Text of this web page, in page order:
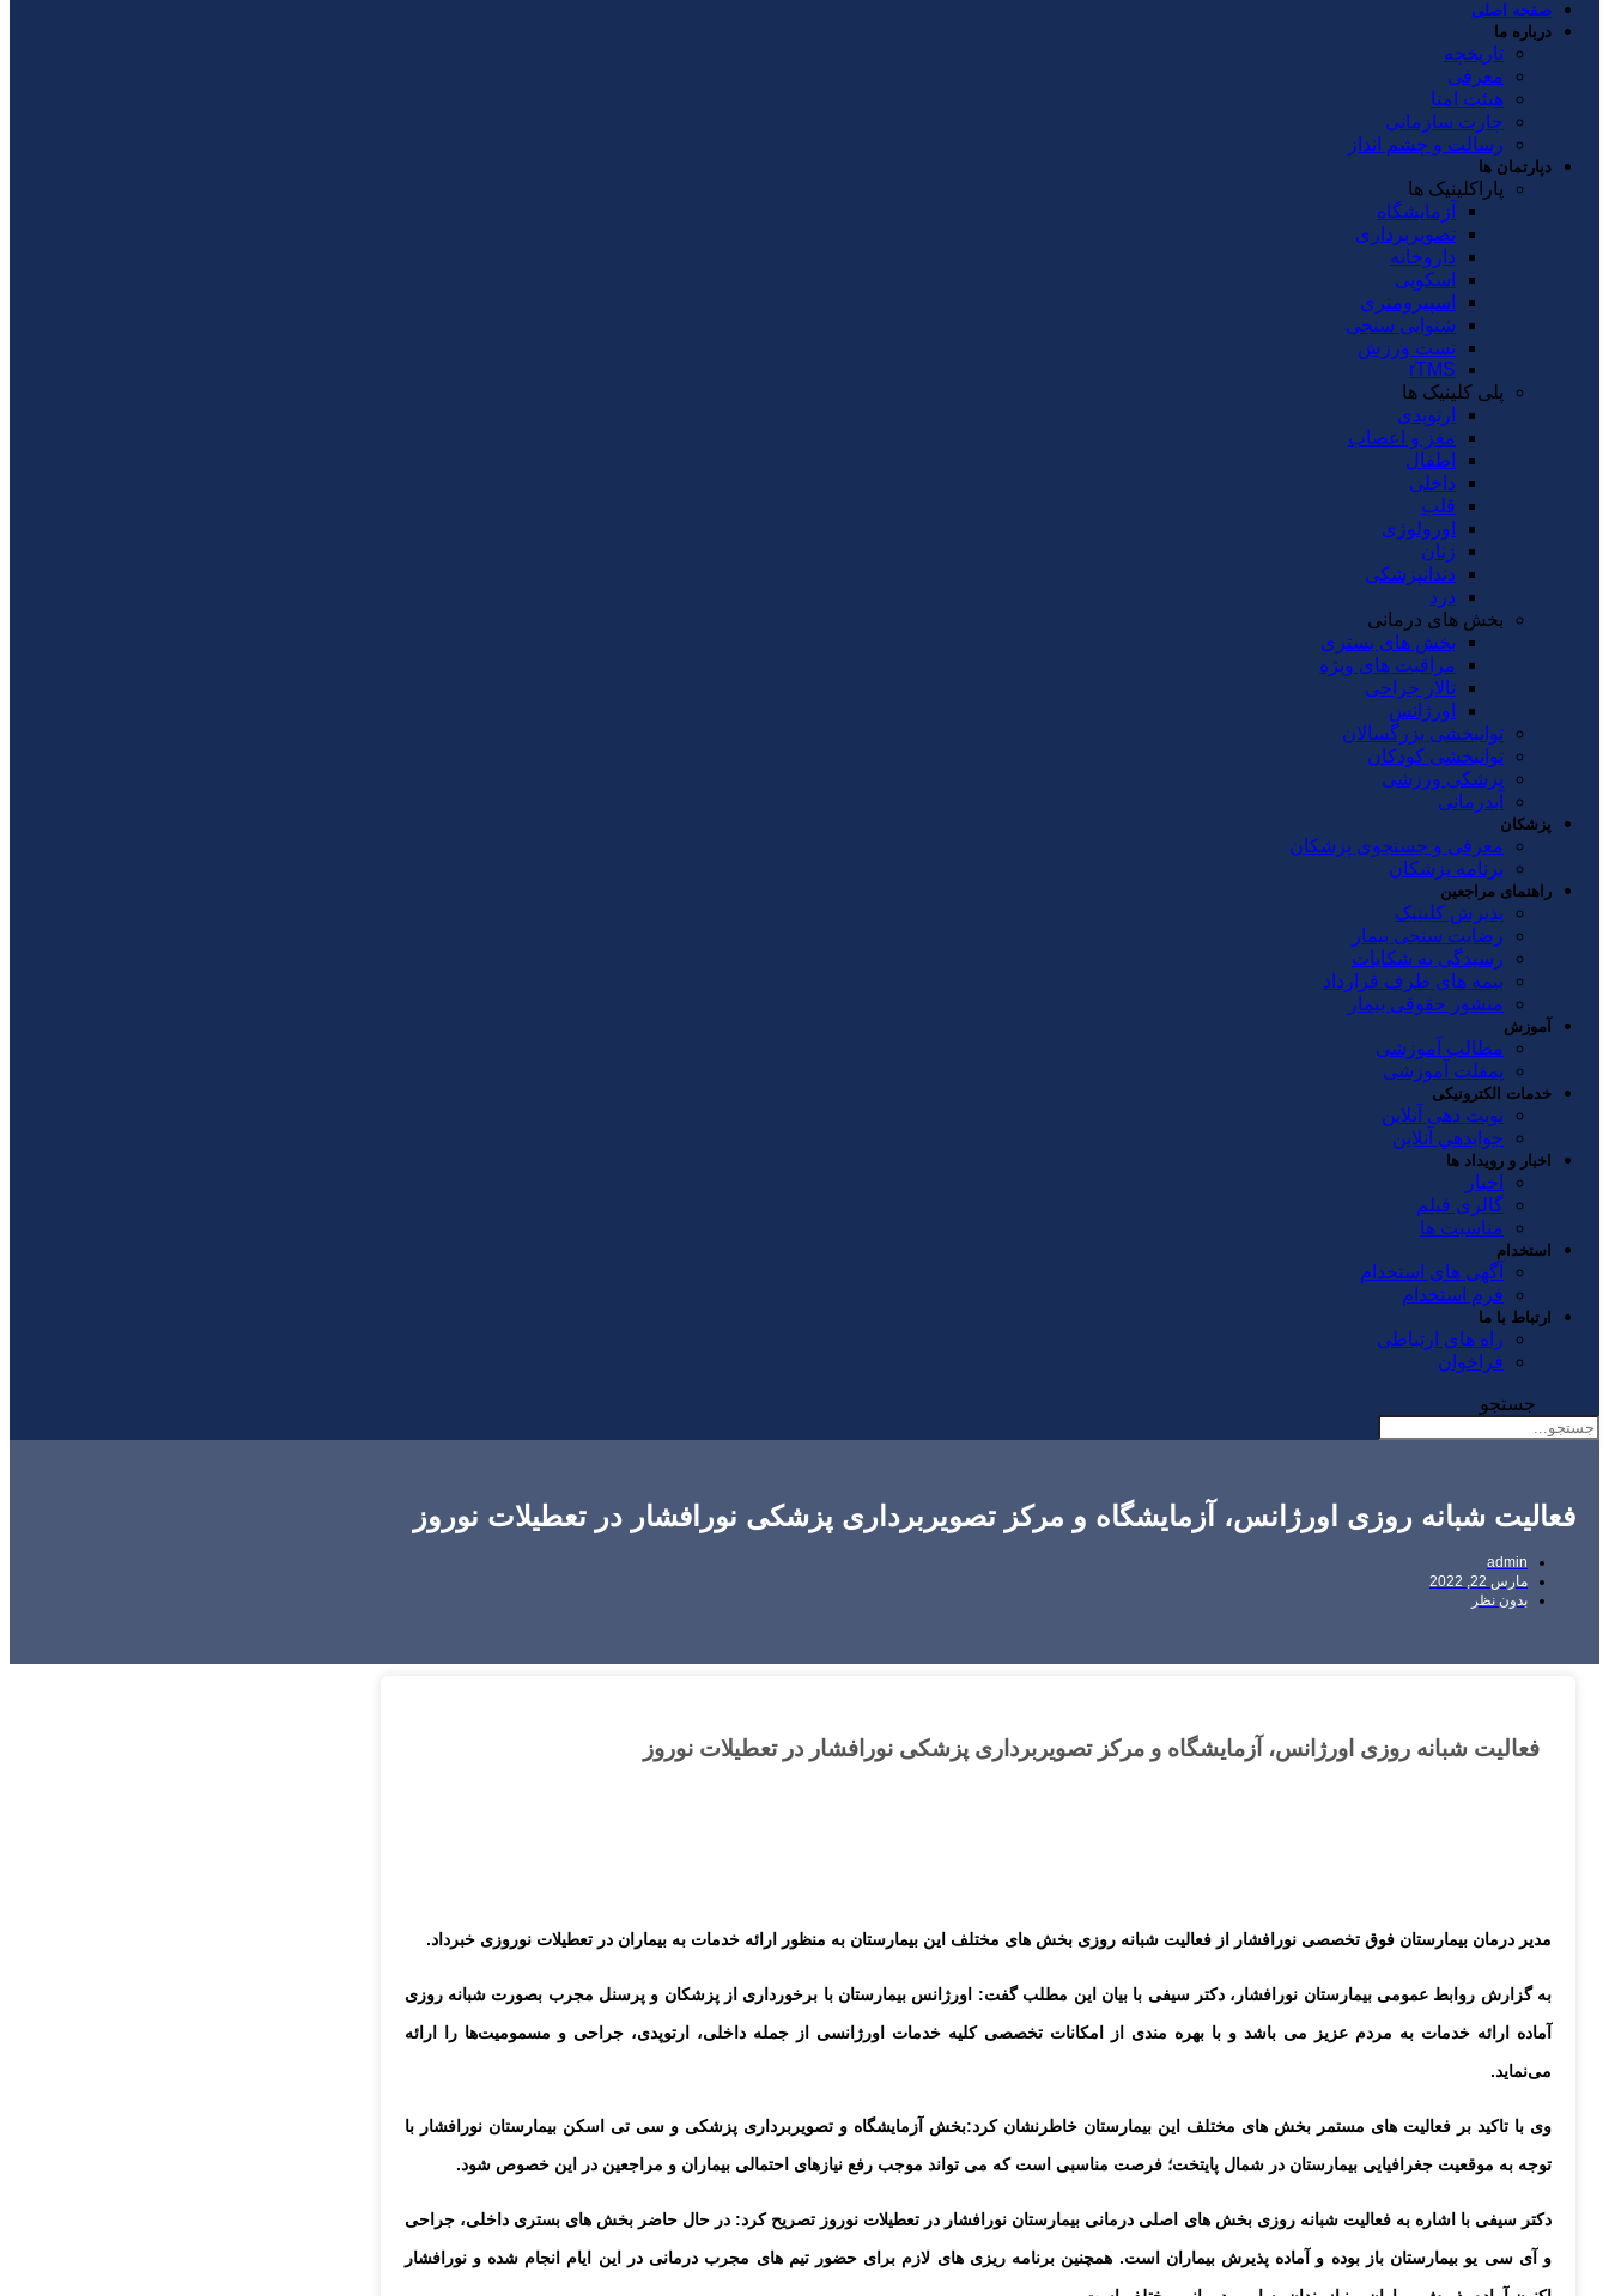
صفحه اصلی
درباره ما
تاریخچه
معرفی
هیئت امنا
چارت سازمانی
رسالت و چشم انداز
دپارتمان ها
پاراکلینیک ها
آزمایشگاه
تصویربرداری
داروخانه
اسکوپی
اسپیرومتری
شنوایی سنجی
تست ورزش
rTMS
پلی کلینیک ها
ارتوپدی
مغز و اعصاب
اطفال
داخلی
قلب
اورولوژی
زنان
دندانپزشکی
درد
بخش های درمانی
بخش های بستری
مراقبت های ویژه
تالار جراحی
اورژانس
توانبخشی بزرگسالان
توانبخشی کودکان
پزشکی ورزشی
آبدرمانی
پزشکان
معرفی و جستجوی پزشکان
برنامه پزشکان
راهنمای مراجعین
پذیرش کلینیک
رضایت سنجی بیمار
رسیدگی به شکایات
بیمه های طرف قرارداد
منشور حقوقی بیمار
آموزش
مطالب آموزشی
پمفلت آموزشی
خدمات الکترونیکی
نوبت دهی آنلاین
جوابدهي آنلاين
اخبار و رویداد ها
اخبار
گالری فیلم
مناسبت ها
استخدام
آگهی های استخدام
فرم استخدام
ارتباط با ما
راه های ارتباطی
فراخوان
جستجو
فعالیت شبانه روزی اورژانس، آزمایشگاه و مرکز تصویربرداری پزشکی نورافشار در تعطیلات نوروز
admin
مارس 22, 2022
بدون نظر
فعالیت شبانه روزی اورژانس، آزمایشگاه و مرکز تصویربرداری پزشکی نورافشار در تعطیلات نوروز
مدیر درمان بیمارستان فوق تخصصی نورافشار از فعالیت شبانه روزی بخش های مختلف این بیمارستان به منظور ارائه خدمات به بیماران در تعطیلات نوروزی خبرداد.
به گزارش روابط عمومی بیمارستان نورافشار، دکتر سیفی با بیان این مطلب گفت: اورژانس بیمارستان با برخورداری از پزشکان و پرسنل مجرب بصورت شبانه روزی
آماده ارائه خدمات به مردم عزیز می باشد و با بهره مندی از امکانات تخصصی کلیه خدمات اورژانسی از جمله داخلی، ارتوپدی، جراحی و مسمومیت‌ها را ارائه
می‌نماید.
وی با تاکید بر فعالیت های مستمر بخش های مختلف این بیمارستان خاطرنشان کرد:بخش آزمایشگاه و تصویربرداری پزشکی و سی تی اسکن بیمارستان نورافشار با
توجه به موقعیت جغرافیایی بیمارستان در شمال پایتخت؛ فرصت مناسبی است که می تواند موجب رفع نیازهای احتمالی بیماران و مراجعین در این خصوص شود.
دکتر سیفی با اشاره به فعالیت شبانه روزی بخش های اصلی درمانی بیمارستان نورافشار در تعطیلات نوروز تصریح کرد: در حال حاضر بخش های بستری داخلی، جراحی
و آی سی یو بیمارستان باز بوده و آماده پذیرش بیماران است. همچنین برنامه ریزی های لازم برای حضور تیم های مجرب درمانی در این ایام انجام شده و نورافشار